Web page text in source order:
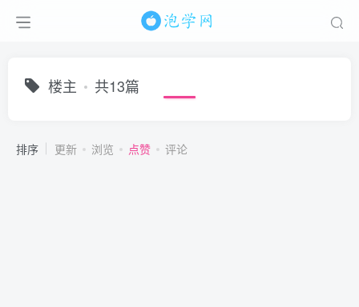
楼主 共13篇
排序 更新 浏览 点赞 评论